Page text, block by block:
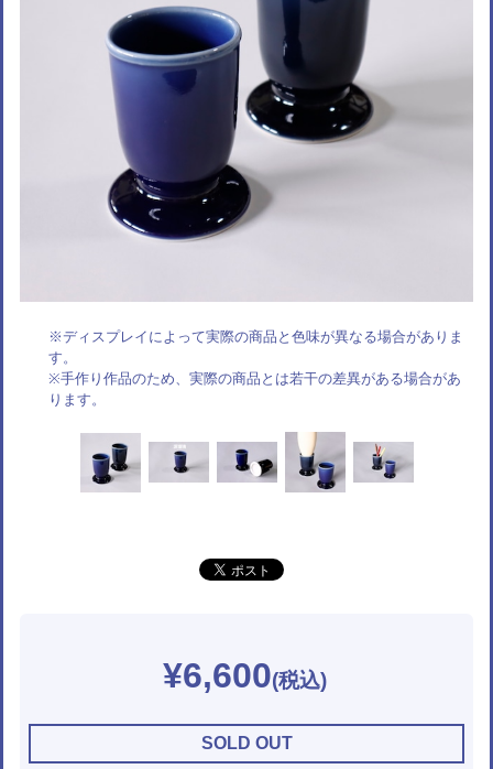
※ディスプレイによって実際の商品と色味が異なる場合がありま
す。
※手作り作品のため、実際の商品とは若干の差異がある場合があ
ります。
¥6,600
SOLD OUT